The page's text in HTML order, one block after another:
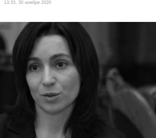
Дата:
13:33, 30 ноября 2020